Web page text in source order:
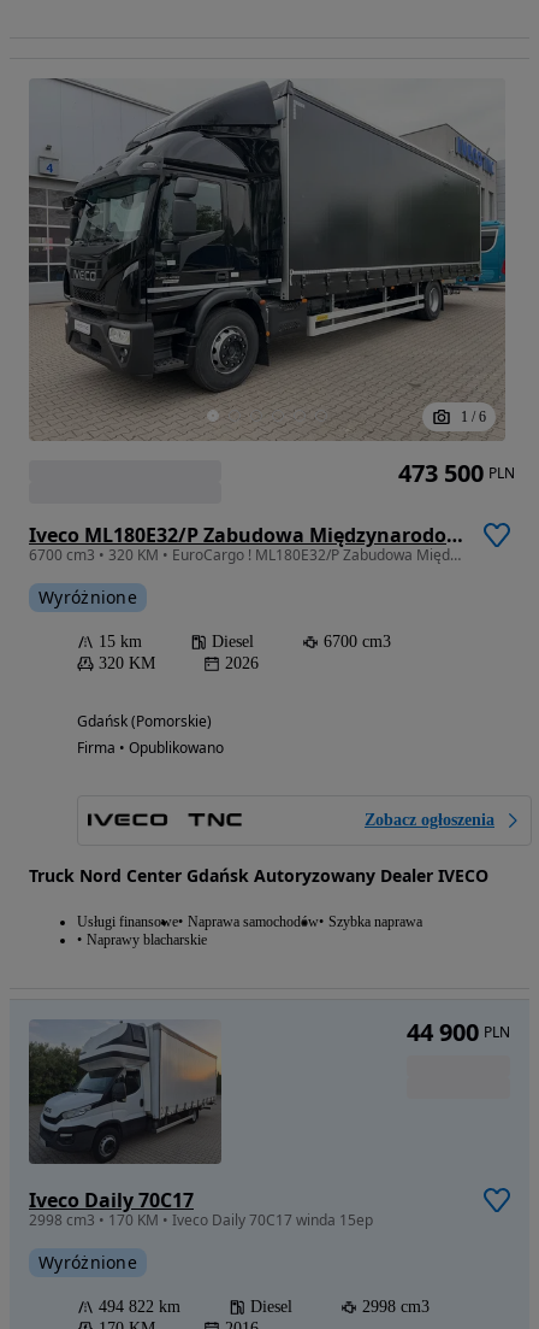
1 / 6
Iveco ML180E32/P Zabudowa Międzynarodowa 22EP + Winda Slider 1500 kg
6700 cm3 • 320 KM • EuroCargo ! ML180E32/P Zabudowa Międzynarodowa 22EP + Winda Slider
Wyróżnione
15 km Diesel
6700 cm3
320 KM
2026
Gdańsk (Pomorskie)
Firma • Opublikowano
Zobacz ogłoszenia
Truck Nord Center Gdańsk Autoryzowany Dealer IVECO
Usługi finansowe Naprawa samochodów Szybka naprawa
Naprawy blacharskie
473 500 PLN
Iveco Daily 70C17
2998 cm3 • 170 KM • Iveco Daily 70C17 winda 15ep
Wyróżnione
494 822 km Diesel
2998 cm3
44 900 PLN